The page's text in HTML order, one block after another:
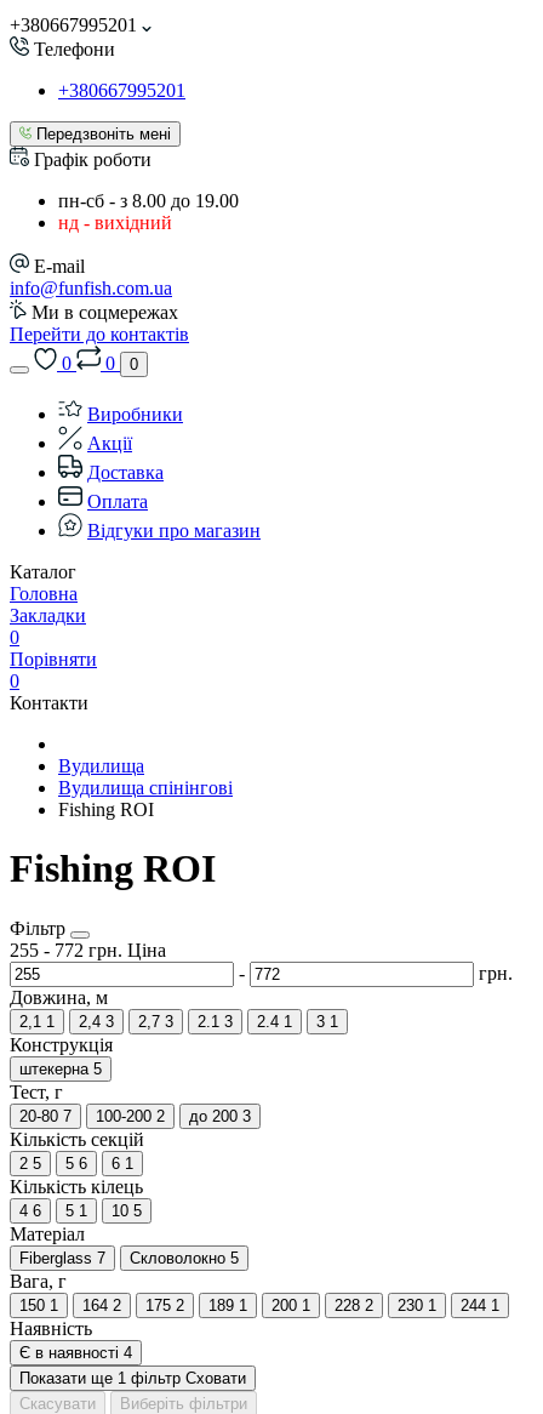
+380667995201
Телефони
+380667995201
Передзвоніть мені
Графік роботи
пн-сб - з 8.00 до 19.00
нд - вихідний
E-mail
info@funfish.com.ua
Ми в соцмережах
Перейти до контактів
0
0 0
Виробники
Акції
Доставка
Оплата
Відгуки про магазин
Каталог
Головна
Закладки
0
Порівняти
0
Контакти
Вудилища
Вудилища спінінгові
Fishing ROI
Fishing ROI
Фільтр
255 - 772 грн. Ціна
-
грн.
Довжина, м
2,1 1 2,4 3 2,7 3 2.1 3 2.4 1 3 1
Конструкція
штекерна 5
Тест, г
20-80 7 100-200 2 до 200 3
Кількість секцій
2 5 5 6 6 1
Кількість кілець
4 6 5 1 10 5
Матеріал
Fiberglass 7 Скловолокно 5
Вага, г
150 1 164 2 175 2 189 1 200 1 228 2 230 1 244 1
Наявність
Є в наявності 4
Показати ще 1 фільтр Сховати
Скасувати
Виберіть фільтри